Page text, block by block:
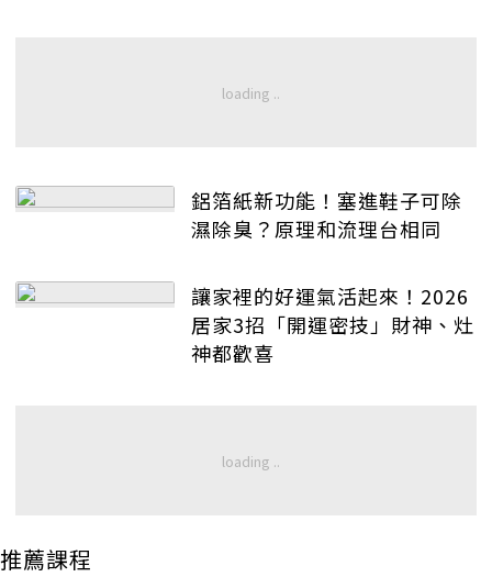
鋁箔紙新功能！塞進鞋子可除
濕除臭？原理和流理台相同
讓家裡的好運氣活起來！2026
居家3招「開運密技」財神、灶
神都歡喜
推薦課程